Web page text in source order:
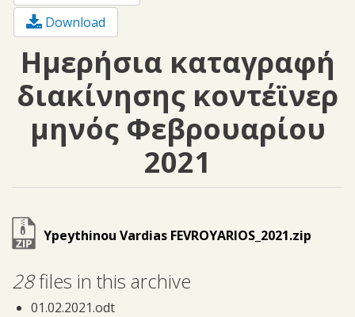
Download
Ημερήσια καταγραφή
διακίνησης κοντέϊνερ
μηνός Φεβρουαρίου
2021
Ypeythinou Vardias FEVROYARIOS_2021.zip
28files in this archive
01.02.2021.odt